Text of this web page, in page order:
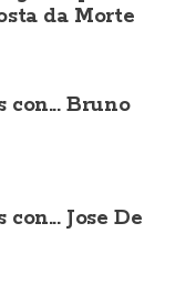
da Morte
Bruno
Jose De